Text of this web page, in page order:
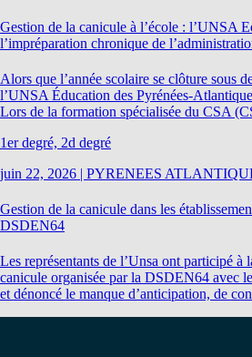
Gestion de la canicule à l’école : l’UNSA
l’impréparation chronique de
Alors que l’année scolaire se clôture sous
l’UNSA Éducation des Pyrénées-
Lors de la formation spécialisée du CSA
1er degré, 2d degré
juin 22, 2026 | PYRENEES
Gestion de la canicule dans les
DSDEN64
Les représentants de l’Unsa ont participé à
canicule organisée par la DSDEN64 avec
et dénoncé le manque d’anticipation, de